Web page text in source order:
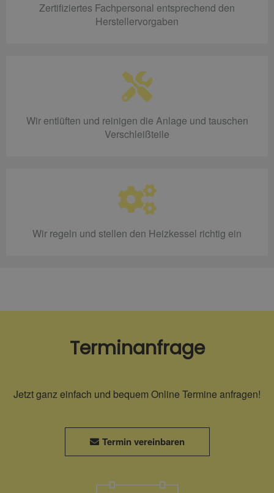
Zertifiziertes Fachpersonal entsprechend den
Herstellervorgaben
Wir entlüften und reinigen die Anlage und tauschen
Verschleißteile
Wir regeln und stellen den Heizkessel richtig ein
Terminanfrage
Jetzt ganz einfach und bequem Online Termine anfragen!
Termin vereinbaren